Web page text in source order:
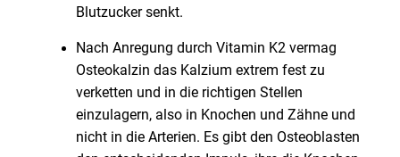
Blutzucker senkt.
Nach Anregung durch Vitamin K2 vermag
Osteokalzin das Kalzium extrem fest zu
verketten und in die richtigen Stellen
einzulagern, also in Knochen und Zähne und
nicht in die Arterien. Es gibt den Osteoblasten